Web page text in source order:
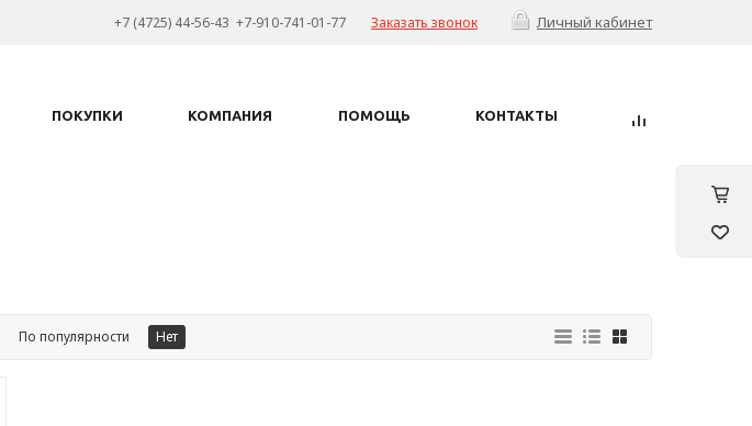
Личный кабинет
+7 (4725) 44-56-43 +7-910-741-01-77 Заказать звонок
ПОКУПКИ КОМПАНИЯ ПОМОЩЬ КОНТАКТЫ
По популярности Нет